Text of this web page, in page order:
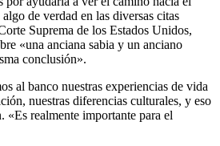
de verdad en las diversas citas
Suprema de los Estados Unidos,
«una anciana sabia y un anciano
conclusión».
al banco nuestras experiencias de vida
nuestras diferencias culturales, y eso
«Es realmente importante para el